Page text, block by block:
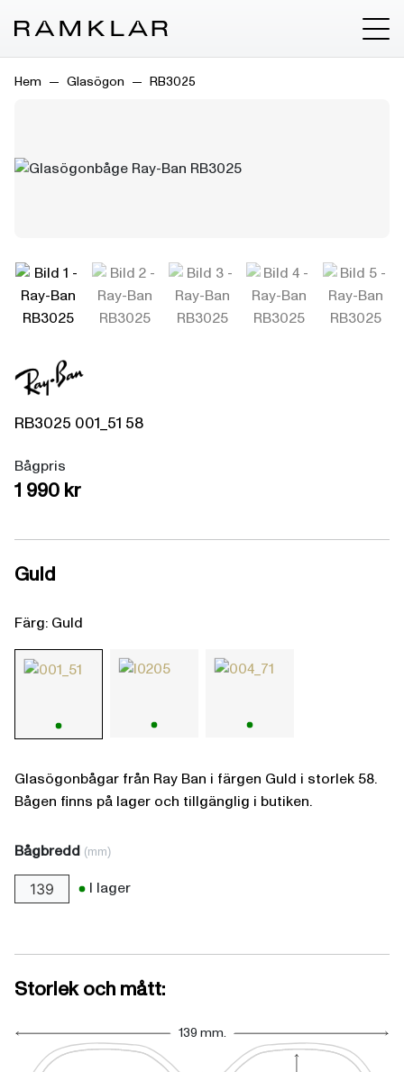
Hem Glasögon RB3025
RB3025 001_51 58
Bågpris
1 990 kr
Guld
Färg: Guld
Glasögonbågar från Ray Ban i färgen Guld i storlek 58.
Bågen finns på lager och tillgänglig i butiken.
Bågbredd (mm)
139 I lager
Storlek och mått:
139 mm.